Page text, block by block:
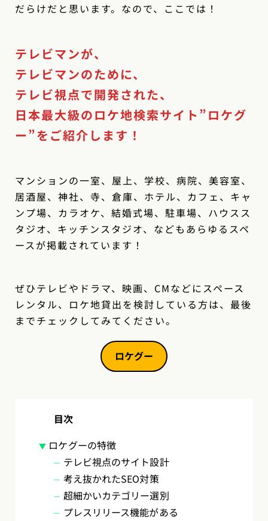
だらけだと思います。なので、ここでは！
テレビマンが、
テレビマンのために、
テレビ視点で開発された、
日本最大級のロケ地検索サイト”ロケグ
ー”をご紹介します！
マンションの一室、屋上、学校、病院、美容室、
居酒屋、神社、寺、倉庫、ホテル、カフェ、キャ
ンプ場、カラオケ、結婚式場、駐車場、ハウスス
タジオ、キッチンスタジオ、などもあらゆるスペ
ースが掲載されています！
ぜひテレビやドラマ、映画、CMなどにスペース
レンタル、ロケ地貸出を検討している方は、最後
までチェックしてみてください。
ロケグー
目次
ロケグーの特徴
テレビ視点のサイト設計
考え抜かれたSEO対策
超細かいカテゴリー選別
プレスリリース機能がある